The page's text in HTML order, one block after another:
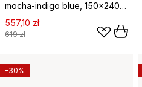
mocha-indigo blue, 150x240
cm
557,10 zł
619 zł
-30%